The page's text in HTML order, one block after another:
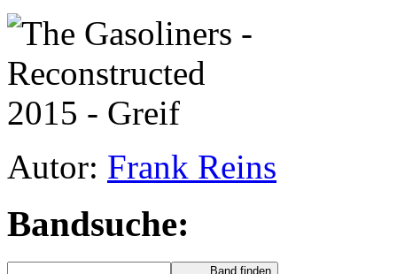
Autor: Frank Reins
Bandsuche: